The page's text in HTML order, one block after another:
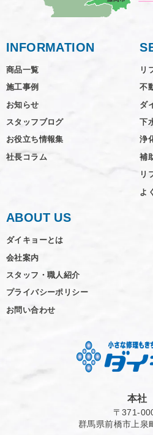
INFORMATION
商品一覧
施工事例
お知らせ
スタッフブログ
お役立ち情報集
社長コラム
リ
不
ダ
下
浄
補
リ
よ
ABOUT US
ダイキョーとは
会社案内
スタッフ・職人紹介
プライバシーポリシー
お問い合わせ
本社
〒371-
群馬県前橋市上泉